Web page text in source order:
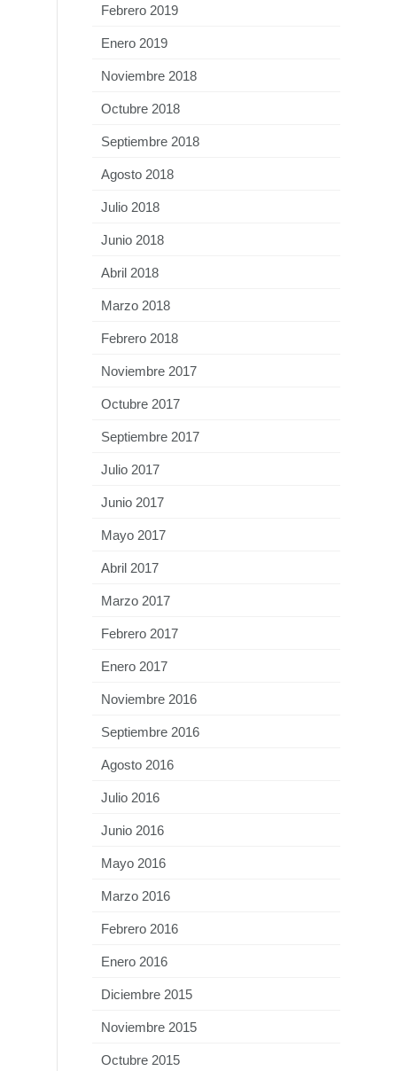
Febrero 2019
Enero 2019
Noviembre 2018
Octubre 2018
Septiembre 2018
Agosto 2018
Julio 2018
Junio 2018
Abril 2018
Marzo 2018
Febrero 2018
Noviembre 2017
Octubre 2017
Septiembre 2017
Julio 2017
Junio 2017
Mayo 2017
Abril 2017
Marzo 2017
Febrero 2017
Enero 2017
Noviembre 2016
Septiembre 2016
Agosto 2016
Julio 2016
Junio 2016
Mayo 2016
Marzo 2016
Febrero 2016
Enero 2016
Diciembre 2015
Noviembre 2015
Octubre 2015